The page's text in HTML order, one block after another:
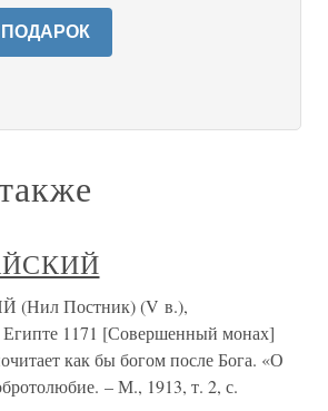
Постник) (V в.),
1171 [Совершенный монах]
как бы богом после Бога. «О
– М., 1913, т. 2, с.